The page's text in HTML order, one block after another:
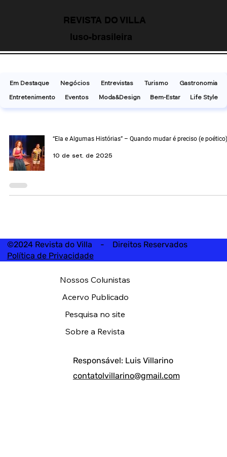
REVISTA DO VILLA
luso-brasileira
“Ela e Algumas Histórias” – Quando mudar é preciso (e poético)
10 de set. de 2025
Em Destaque Negócios Entrevistas Turismo
Gastronomia
Entretenimento
Eventos Moda&Design Bem-Estar Life Style
©2024 Revista do Villa - Direitos Reservados
Política de Privacidade
Responsável: Luis Villarino
contatolvillarino@gmail.com
Nossos Colunistas
Acervo Publicado
Pesquisa no site
Sobre a Revista